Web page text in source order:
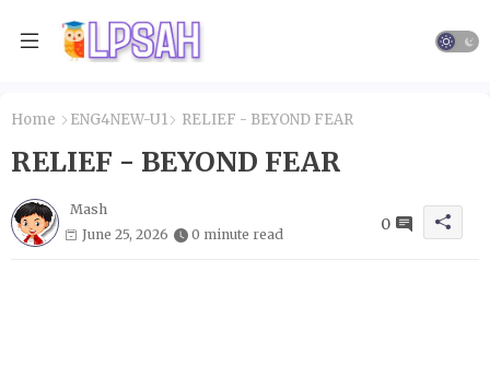
Home ENG4NEW-U1 RELIEF - BEYOND FEAR
RELIEF - BEYOND FEAR
Mash
June 25, 2026
0 minute read
0